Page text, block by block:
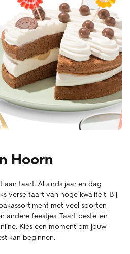
Hoorn
aan taart. Al sinds jaar en dag
verse taart van hoge kwaliteit. Bij
met veel soorten
andere feestjes. Taart bestellen
Kies een moment om jouw
kan beginnen.